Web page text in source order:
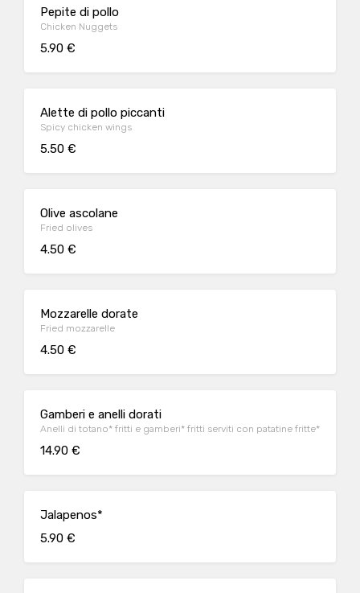
Pepite di pollo
Chicken Nuggets
5.90 €
Alette di pollo piccanti
Spicy chicken wings
5.50 €
Olive ascolane
Fried olives
4.50 €
Mozzarelle dorate
Fried mozzarelle
4.50 €
Gamberi e anelli dorati
Anelli di totano* fritti e gamberi* fritti serviti con patatine fritte*
14.90 €
Jalapenos*
5.90 €